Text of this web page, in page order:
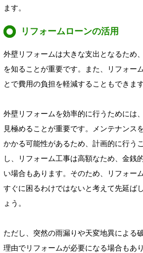
ます。
リフォームローンの活用
外壁リフォームは大きな支出となるため
を知ることが重要です。また、リフォー
とで費用の負担を軽減することもできます
外壁リフォームを効率的に行うためには
見極めることが重要です。メンテナンス
かかる可能性があるため、計画的に行う
し、リフォーム工事は高額なため、金銭
い場合もあります。そのため、リフォー
すぐに困るわけではないと考えて先延ば
ょう。
ただし、突然の雨漏りや天変地異による
理由でリフォームが必要になる場合もあ